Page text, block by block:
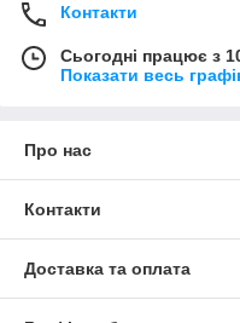
Контакти
Сьогодні працює з
Показати весь
Про нас
Контакти
Доставка та оплата